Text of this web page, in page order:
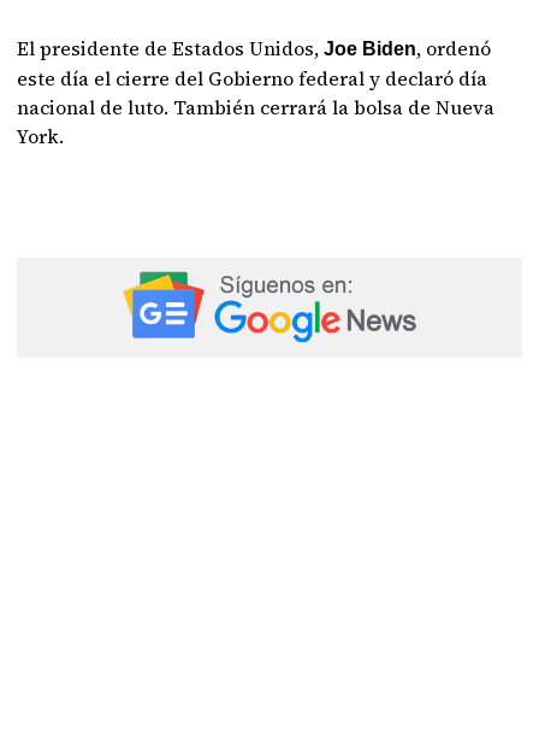
El presidente de Estados Unidos, Joe Biden, ordenó
este día el cierre del Gobierno federal y declaró día
nacional de luto. También cerrará la bolsa de Nueva
York.